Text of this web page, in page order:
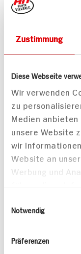
Zustimmung
Diese Webseite
Wir verwenden
zu
Medien
unsere Website
wir
Website an
Werbung und
führen diese
bereitgestellt
Notwendig
Präferenzen
Bio Kresse
Alle Rezepte